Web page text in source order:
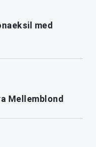
med
Mellemblond